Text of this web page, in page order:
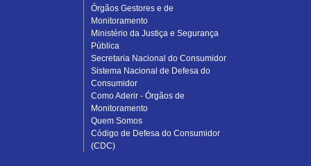
Órgãos Gestores e de
Monitoramento
Ministério da Justiça e Segurança
Pública
Secretaria Nacional do Consumidor
Sistema Nacional de Defesa do
Consumidor
Como Aderir - Órgãos de
Monitoramento
Quem Somos
Código de Defesa do Consumidor
(CDC)